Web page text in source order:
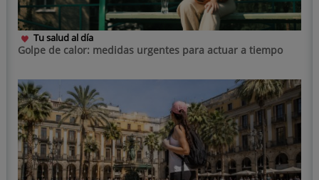
Tu salud al día
Golpe de calor: medidas urgentes para actuar a tiempo